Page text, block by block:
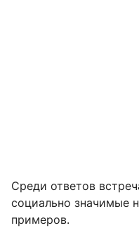
Среди ответов
социально значимые
примеров.